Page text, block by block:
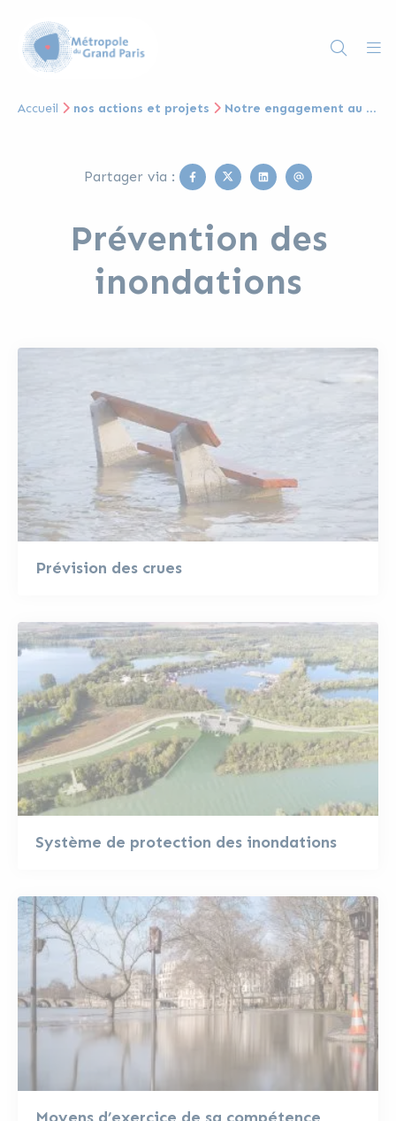
Accueil nos actions et projets Notre engagement au quotidien
Partager via : Facebook
TwitterLinkedinEmail
Prévention des
inondations
Prévision des crues
Système de protection des inondations